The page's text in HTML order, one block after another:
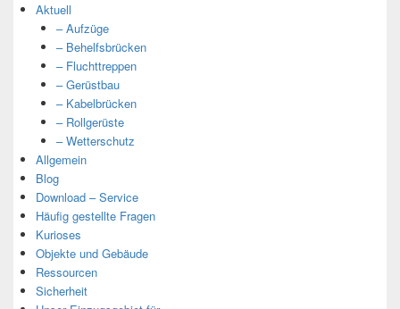
Aktuell
– Aufzüge
– Behelfsbrücken
– Fluchttreppen
– Gerüstbau
– Kabelbrücken
– Rollgerüste
– Wetterschutz
Allgemein
Blog
Download – Service
Häufig gestellte Fragen
Kurioses
Objekte und Gebäude
Ressourcen
Sicherheit